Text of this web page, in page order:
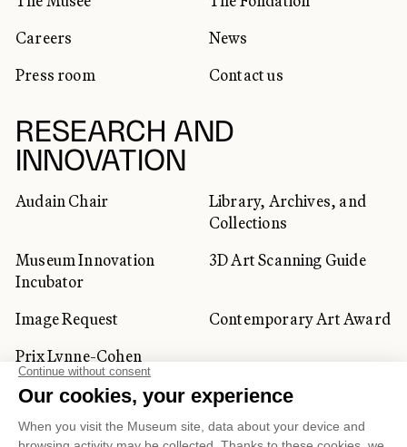
Careers
News
Press room
Contact us
RESEARCH AND
INNOVATION
Audain Chair
Library, Archives, and
Collections
Museum Innovation
Incubator
3D Art Scanning Guide
Image Request
Contemporary Art Award
Prix Lynne-Cohen
CORPORATE AND PRIVATE